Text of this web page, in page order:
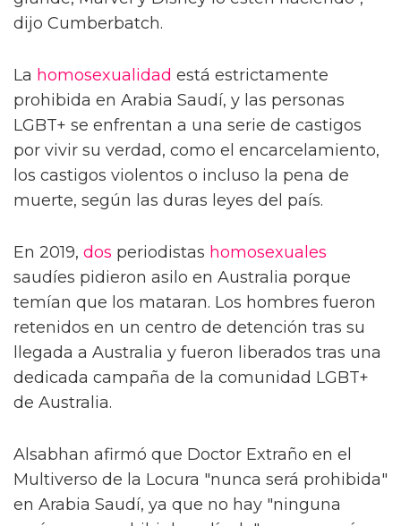
dijo Cumberbatch.
La homosexualidad está estrictamente
prohibida en Arabia Saudí, y las personas
LGBT+ se enfrentan a una serie de castigos
por vivir su verdad, como el encarcelamiento,
los castigos violentos o incluso la pena de
muerte, según las duras leyes del país.
En 2019, dos periodistas homosexuales
saudíes pidieron asilo en Australia porque
temían que los mataran. Los hombres fueron
retenidos en un centro de detención tras su
llegada a Australia y fueron liberados tras una
dedicada campaña de la comunidad LGBT+
de Australia.
Alsabhan afirmó que Doctor Extraño en el
Multiverso de la Locura "nunca será prohibida"
en Arabia Saudí, ya que no hay "ninguna